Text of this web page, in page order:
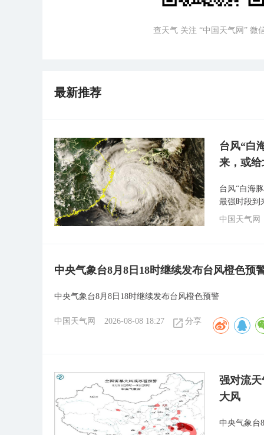
查天气 关注 “中国天气网” 微
最新推荐
台风“白
来，或
台风“白海
最强时段到
中国天气网
中央气象台8月8日18时继续发布台风橙色预
中央气象台8月8日18时继续发布台风橙色预警
中国天气网 2026-08-08 18:27 分享
强对流
大风
中央气象台